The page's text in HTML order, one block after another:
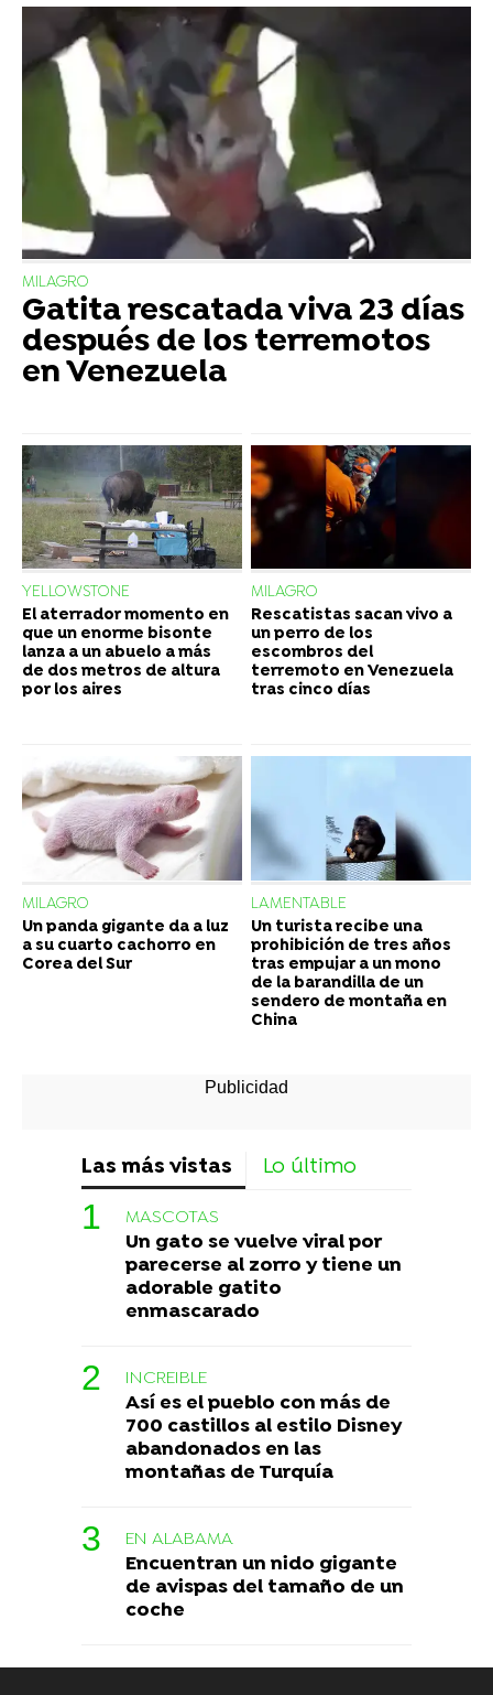
MILAGRO
Gatita rescatada viva 23 días
después de los terremotos
en Venezuela
YELLOWSTONE
El aterrador momento en
que un enorme bisonte
lanza a un abuelo a más
de dos metros de altura
por los aires
MILAGRO
Rescatistas sacan vivo a
un perro de los
escombros del
terremoto en Venezuela
tras cinco días
MILAGRO
Un panda gigante da a luz
a su cuarto cachorro en
Corea del Sur
LAMENTABLE
Un turista recibe una
prohibición de tres años
tras empujar a un mono
de la barandilla de un
sendero de montaña en
China
Las más vistas Lo último
MASCOTAS
Un gato se vuelve viral por
parecerse al zorro y tiene un
adorable gatito
enmascarado
INCREIBLE
Así es el pueblo con más de
700 castillos al estilo Disney
abandonados en las
montañas de Turquía
EN ALABAMA
Encuentran un nido gigante
de avispas del tamaño de un
coche